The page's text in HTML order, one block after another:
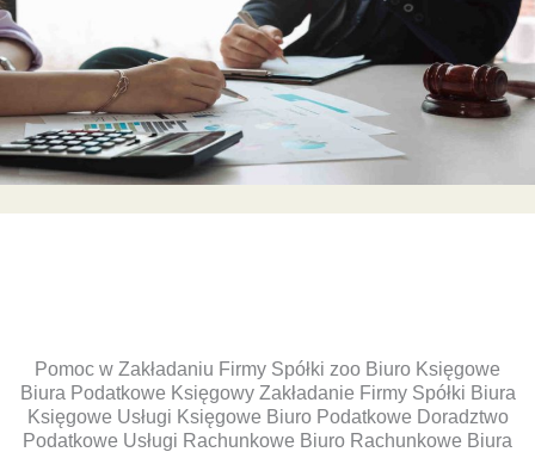
Pomoc w Zakładaniu Firmy Spółki zoo Biuro Księgowe
Biura Podatkowe Księgowy Zakładanie Firmy Spółki Biura
Księgowe Usługi Księgowe Biuro Podatkowe Doradztwo
Podatkowe Usługi Rachunkowe Biuro Rachunkowe Biura